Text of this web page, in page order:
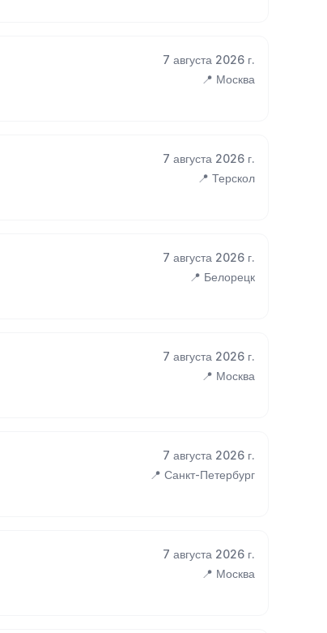
7 августа 2026 г.
📍 Москва
7 августа 2026 г.
📍 Терскол
7 августа 2026 г.
📍 Белорецк
7 августа 2026 г.
📍 Москва
7 августа 2026 г.
📍 Санкт-Петербург
7 августа 2026 г.
📍 Москва